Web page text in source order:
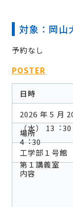
対象： 岡山
予約なし
POSTER
日時
2026 年 5 月
（水） 13︓30
4︓30
場所
工学部１号館
第１講義室
内容